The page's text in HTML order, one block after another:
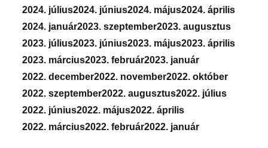
2024. július2024. június2024. május2024. április
2024. január2023. szeptember2023. augusztus
2023. július2023. június2023. május2023. április
2023. március2023. február2023. január
2022. december2022. november2022. október
2022. szeptember2022. augusztus2022. július
2022. június2022. május2022. április
2022. március2022. február2022. január